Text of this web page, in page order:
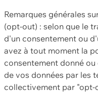
Remarques générales
(opt-out) : selon que le
d'un consentement ou
avez à tout moment la
consentement donné
de vos données par les
collectivement par "opt-